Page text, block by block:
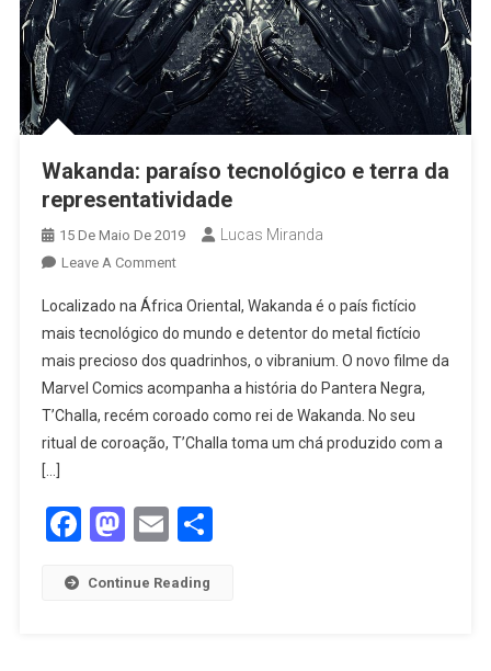
Wakanda: paraíso tecnológico e terra da
representatividade
15 De Maio De 2019 Lucas Miranda
Leave A Comment
Localizado na África Oriental, Wakanda é o país fictício
mais tecnológico do mundo e detentor do metal fictício
mais precioso dos quadrinhos, o vibranium. O novo filme da
Marvel Comics acompanha a história do Pantera Negra,
T’Challa, recém coroado como rei de Wakanda. No seu
ritual de coroação, T’Challa toma um chá produzido com a
[…]
Facebook
Mastodon
Email
Continue Reading